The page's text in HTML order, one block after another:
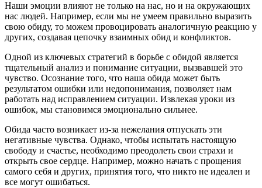
Наши эмоции влияют не только на нас, но и на окружающих
нас людей. Например, если мы не умеем правильно выразить
свою обиду, то можем провоцировать аналогичную реакцию у
других, создавая цепочку взаимных обид и конфликтов.
Одной из ключевых стратегий в борьбе с обидой является
тщательный анализ и понимание ситуации, вызвавшей это
чувство. Осознание того, что наша обида может быть
результатом ошибки или недопонимания, позволяет нам
работать над исправлением ситуации. Извлекая уроки из
ошибок, мы становимся эмоционально сильнее.
Обида часто возникает из-за нежелания отпускать эти
негативные чувства. Однако, чтобы испытать настоящую
свободу и счастье, необходимо преодолеть свои страхи и
открыть свое сердце. Например, можно начать с прощения
самого себя и других, принятия того, что никто не идеален и
все могут ошибаться.